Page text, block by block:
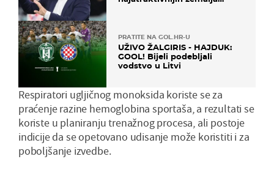
PRATITE NA GOL.HR-U
UŽIVO ŽALGIRIS - HAJDUK:
GOOL! Bijeli podebljali
vodstvo u Litvi
Respiratori ugljičnog monoksida koriste se za
praćenje razine hemoglobina sportaša, a rezultati se
koriste u planiranju trenažnog procesa, ali postoje
indicije da se opetovano udisanje može koristiti i za
poboljšanje izvedbe.